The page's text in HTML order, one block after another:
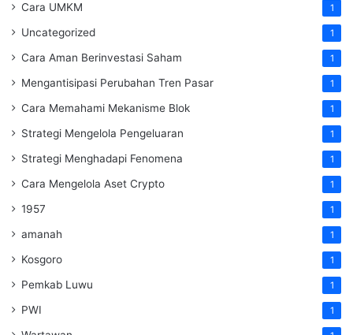
Cara UMKM 1
Uncategorized 1
Cara Aman Berinvestasi Saham 1
Mengantisipasi Perubahan Tren Pasar 1
Cara Memahami Mekanisme Blok 1
Strategi Mengelola Pengeluaran 1
Strategi Menghadapi Fenomena 1
Cara Mengelola Aset Crypto 1
1957 1
amanah 1
Kosgoro 1
Pemkab Luwu 1
PWI 1